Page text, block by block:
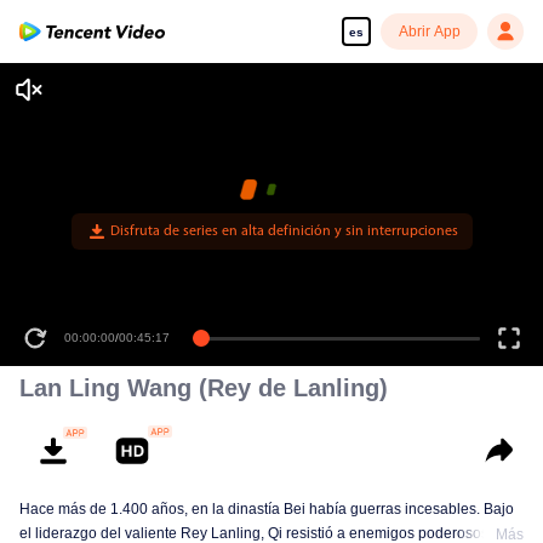
es Abrir App
Disfruta de series en alta definición y sin interrupciones
00:00:00/00:45:17
Lan Ling Wang (Rey de Lanling)
Hace más de 1.400 años, en la dinastía Bei había guerras incesables. Bajo
el liderazgo del valiente Rey Lanling, Qi resistió a enemigos poderosos yMás